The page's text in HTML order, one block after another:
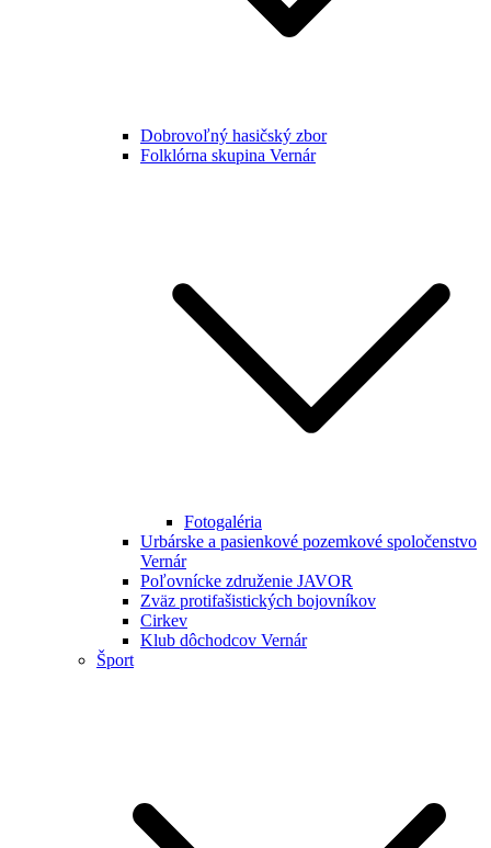
Dobrovoľný hasičský zbor
Folklórna skupina Vernár
Fotogaléria
Urbárske a pasienkové pozemkové spoločenstvo
Vernár
Poľovnícke združenie JAVOR
Zväz protifašistických bojovníkov
Cirkev
Klub dôchodcov Vernár
Šport